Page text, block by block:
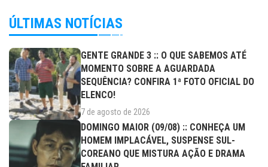
ÚLTIMAS NOTÍCIAS
GENTE GRANDE 3 :: O QUE SABEMOS ATÉ
MOMENTO SOBRE A AGUARDADA
SEQUÊNCIA? CONFIRA 1ª FOTO OFICIAL DO
ELENCO!
7 de agosto de 2026
DOMINGO MAIOR (09/08) :: CONHEÇA UM
HOMEM IMPLACÁVEL, SUSPENSE SUL-
COREANO QUE MISTURA AÇÃO E DRAMA